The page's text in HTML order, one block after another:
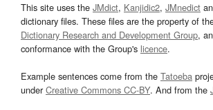
This site uses the JMdict, Kanjidic2, JMnedict
dictionary files. These files are the property of
Dictionary Research and Development Group,
conformance with the Group's licence.
Example sentences come from the Tatoeba
underCreative Commons CC-BY. And from the